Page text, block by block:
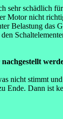
sehr schädlich
Motor nicht
Belastung das
nicht stimmt
Ende. Dann ist